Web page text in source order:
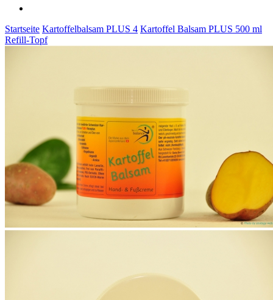
Startseite Kartoffelbalsam PLUS 4 Kartoffel Balsam PLUS 500 ml
Refill-Topf